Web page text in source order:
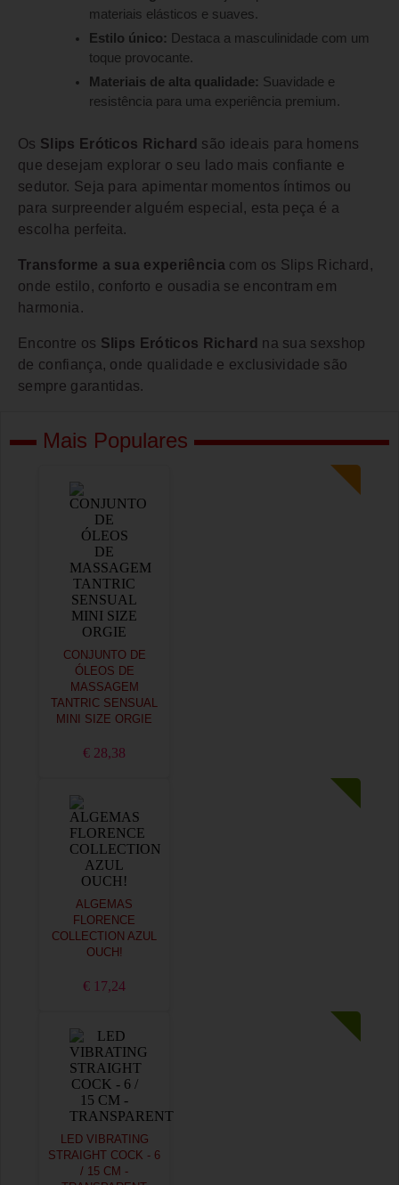
materiais elásticos e suaves.
Estilo único: Destaca a masculinidade com um
toque provocante.
Materiais de alta qualidade: Suavidade e
resistência para uma experiência premium.
Os Slips Eróticos Richard são ideais para homens
que desejam explorar o seu lado mais confiante e
sedutor. Seja para apimentar momentos íntimos ou
para surpreender alguém especial, esta peça é a
escolha perfeita.
Transforme a sua experiência com os Slips Richard,
onde estilo, conforto e ousadia se encontram em
harmonia.
Encontre os Slips Eróticos Richard na sua sexshop
de confiança, onde qualidade e exclusividade são
sempre garantidas.
Mais Populares
CONJUNTO DE
ÓLEOS DE
MASSAGEM
TANTRIC SENSUAL
MINI SIZE ORGIE
€ 28,38
ALGEMAS
FLORENCE
COLLECTION AZUL
OUCH!
€ 17,24
LED VIBRATING
STRAIGHT COCK - 6
/ 15 CM -